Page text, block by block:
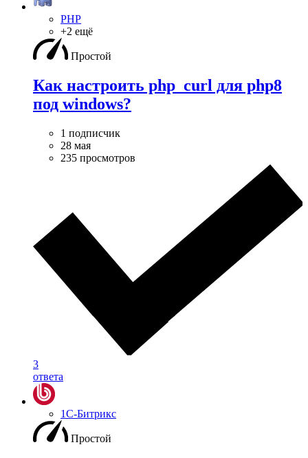
PHP
+2 ещё
Простой
Как настроить php_curl для php8
под windows?
1 подписчик
28 мая
235 просмотров
3
ответа
1С-Битрикс
Простой